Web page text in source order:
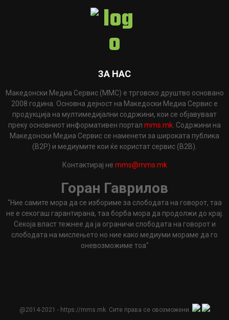
ЗА НАС
Македонски Медиа Сервис (ММС) е трговско друштво основано
2008 година. Основна дејност на Македоски Медиа Сервис е
продукција на мултимедијални содржини, кои се објавуваат
преку основниот информативен портал mms.mk . Содржини на
Македонски Медиа Сервис се наменети за широката публика
(B2P) и медиумите кои ќе користат сервис (B2B).
Контактирај не mms@mms.mk
Горан Гаврилов
"Ние самите мора да се избориме за слободата на говорот, таа
не е секогаш гарантирана, таа борба мора да продолжи до крај.
Секоја власт тежнее да ја ограничи слободата на говорот и
слободата на мислењето но ние како медиуми мораме да го
оневозможиме тоа"
@2014-2021 - https://mms.mk. Сите права се овозможени.